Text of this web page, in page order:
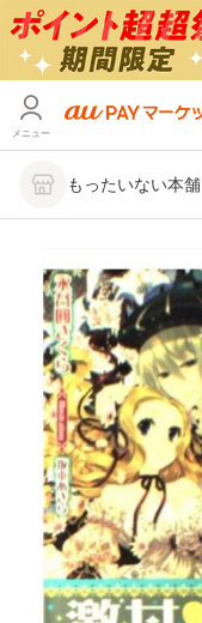
メニュー
もったいない本舗